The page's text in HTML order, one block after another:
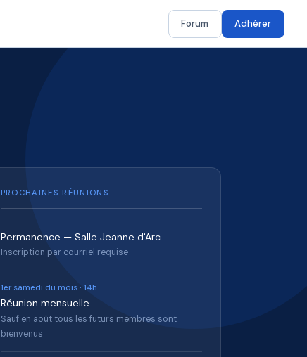
Forum Adhérer
PROCHAINES RÉUNIONS
Permanence — Salle Jeanne d'Arc
Inscription par courriel requise
1er samedi du mois · 14h
Réunion mensuelle
Sauf en août tous les futurs membres sont
bienvenus